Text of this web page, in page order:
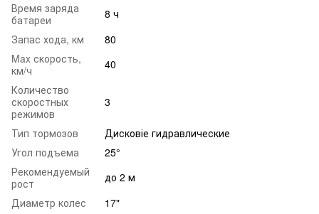
Время заряда
батареи
8 ч
Запас хода, км
80
Max скорость,
км/ч
40
Количество
скоростных
режимов
3
Тип тормозов
Дисковіе гидравлические
Угол подъема
25°
Рекомендуемый
рост
до 2 м
Диаметр колес
17"